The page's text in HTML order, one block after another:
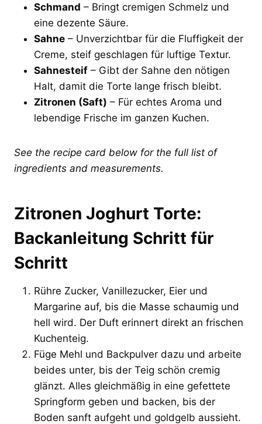
Schmand – Bringt cremigen Schmelz und
eine dezente Säure.
Sahne – Unverzichtbar für die Fluffigkeit der
Creme, steif geschlagen für luftige Textur.
Sahnesteif – Gibt der Sahne den nötigen
Halt, damit die Torte lange frisch bleibt.
Zitronen (Saft) – Für echtes Aroma und
lebendige Frische im ganzen Kuchen.
See the recipe card below for the full list of
ingredients and measurements.
Zitronen Joghurt Torte:
Backanleitung Schritt für
Schritt
Rühre Zucker, Vanillezucker, Eier und
Margarine auf, bis die Masse schaumig und
hell wird. Der Duft erinnert direkt an frischen
Kuchenteig.
Füge Mehl und Backpulver dazu und arbeite
beides unter, bis der Teig schön cremig
glänzt. Alles gleichmäßig in eine gefettete
Springform geben und backen, bis der
Boden sanft aufgeht und goldgelb aussieht.